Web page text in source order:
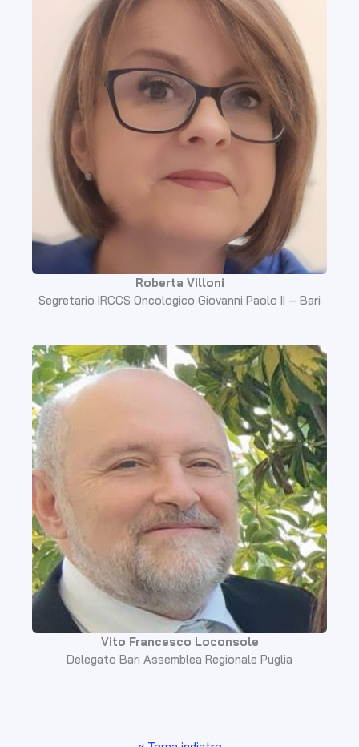
Roberta Villoni
Segretario IRCCS Oncologico Giovanni Paolo II – Bari
Vito Francesco Loconsole
Delegato Bari Assemblea Regionale Puglia